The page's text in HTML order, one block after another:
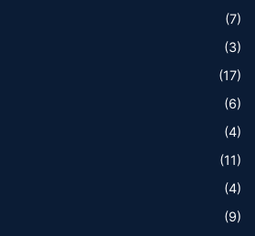
(7)
(3)
(17)
(6)
(4)
(11)
(4)
(9)